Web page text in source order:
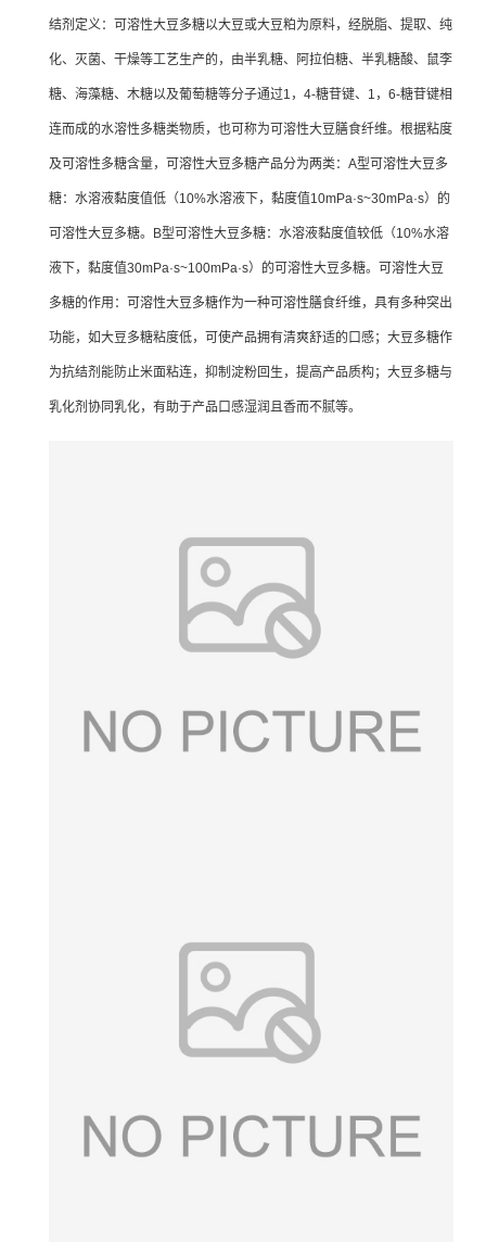
结剂定义：可溶性大豆多糖以大豆或大豆粕为原料，经脱脂、提取、纯
化、灭菌、干燥等工艺生产的，由半乳糖、阿拉伯糖、半乳糖酸、鼠李
糖、海藻糖、木糖以及葡萄糖等分子通过1，4-糖苷键、1，6-糖苷键相
连而成的水溶性多糖类物质，也可称为可溶性大豆膳食纤维。根据粘度
及可溶性多糖含量，可溶性大豆多糖产品分为两类：A型可溶性大豆多
糖：水溶液黏度值低（10%水溶液下，黏度值10mPa·s~30mPa·s）的
可溶性大豆多糖。B型可溶性大豆多糖：水溶液黏度值较低（10%水溶
液下，黏度值30mPa·s~100mPa·s）的可溶性大豆多糖。可溶性大豆
多糖的作用：可溶性大豆多糖作为一种可溶性膳食纤维，具有多种突出
功能，如大豆多糖粘度低，可使产品拥有清爽舒适的口感；大豆多糖作
为抗结剂能防止米面粘连，抑制淀粉回生，提高产品质构；大豆多糖与
乳化剂协同乳化，有助于产品口感湿润且香而不腻等。